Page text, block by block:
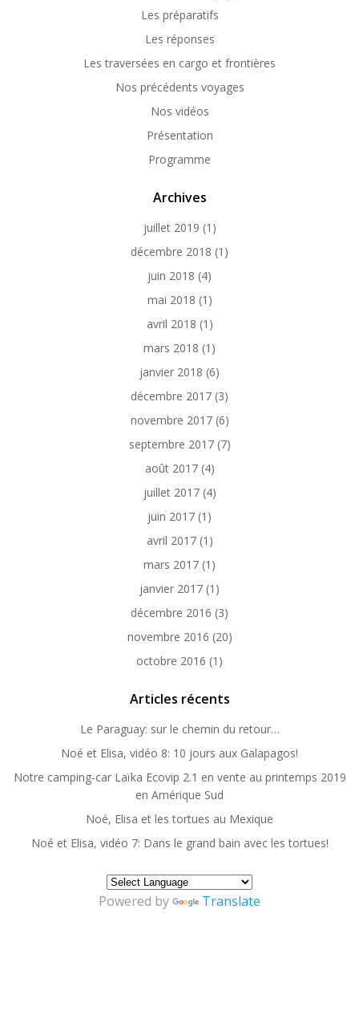
Les préparatifs
Les réponses
Les traversées en cargo et frontières
Nos précédents voyages
Nos vidéos
Présentation
Programme
Archives
juillet 2019 (1)
décembre 2018 (1)
juin 2018 (4)
mai 2018 (1)
avril 2018 (1)
mars 2018 (1)
janvier 2018 (6)
décembre 2017 (3)
novembre 2017(6)
septembre 2017(7)
août 2017(4)
juillet 2017(4)
juin 2017 (1)
avril 2017(1)
mars 2017 (1)
janvier 2017 (1)
décembre 2016 (3)
novembre 2016 (20)
octobre 2016 (1)
Articles récents
Le Paraguay: sur le chemin du retour…
Noé et Elisa, vidéo 8: 10 jours aux Galapagos!
Notre camping-car Laïka Ecovip 2.1 en vente au printemps 2019
en Amérique Sud
Noé, Elisa et les tortues au Mexique
Noé et Elisa, vidéo 7: Dans le grand bain avec les tortues!
Powered by Translate